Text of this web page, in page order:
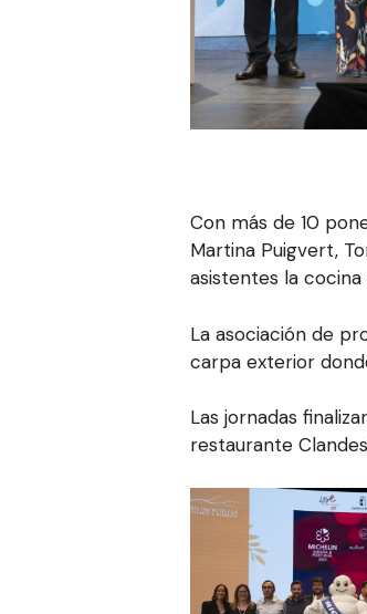
Con más de 10
Martina Puigvert,
asistentes la
La asociación de
carpa exterior
Las jornadas
restaurante